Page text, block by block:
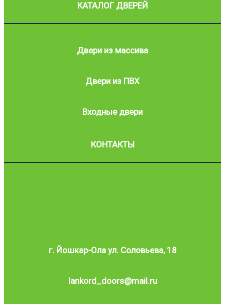
КАТАЛОГ ДВЕРЕЙ
Двери из массива
Двери из ПВХ
Входные двери
КОНТАКТЫ
г. Йошкар-Ола ул. Соловьева, 18
lankord_doors@mail.ru